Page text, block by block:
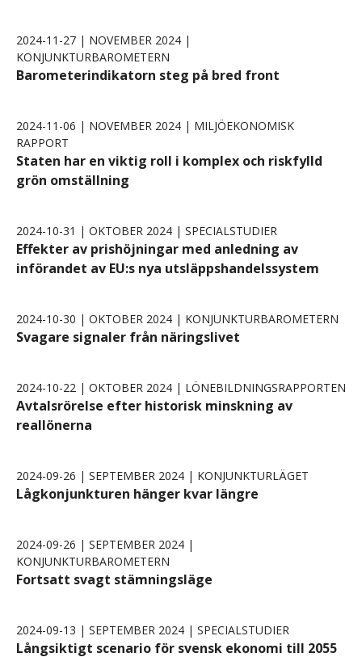
2024-11-27 | NOVEMBER 2024 |
KONJUNKTURBAROMETERN
Barometerindikatorn steg på bred front
2024-11-06 | NOVEMBER 2024 | MILJÖEKONOMISK
RAPPORT
Staten har en viktig roll i komplex och riskfylld
grön omställning
2024-10-31 | OKTOBER 2024 | SPECIALSTUDIER
Effekter av prishöjningar med anledning av
införandet av EU:s nya utsläppshandelssystem
2024-10-30 | OKTOBER 2024 | KONJUNKTURBAROMETERN
Svagare signaler från näringslivet
2024-10-22 | OKTOBER 2024 | LÖNEBILDNINGSRAPPORTEN
Avtalsrörelse efter historisk minskning av
reallönerna
2024-09-26 | SEPTEMBER 2024 | KONJUNKTURLÄGET
Lågkonjunkturen hänger kvar längre
2024-09-26 | SEPTEMBER 2024 |
KONJUNKTURBAROMETERN
Fortsatt svagt stämningsläge
2024-09-13 | SEPTEMBER 2024 | SPECIALSTUDIER
Långsiktigt scenario för svensk ekonomi till 2055